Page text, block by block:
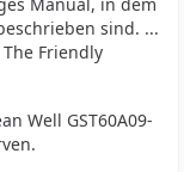
sind. ...
Friendly
Well GST60A09-